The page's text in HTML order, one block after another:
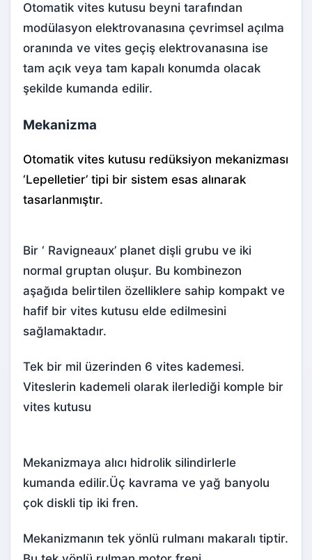
Otomatik vites kutusu beyni tarafından
modülasyon elektrovanasına çevrimsel açılma
oranında ve vites geçiş elektrovanasına ise
tam açık veya tam kapalı konumda olacak
şekilde kumanda edilir.
Mekanizma
Otomatik vites kutusu redüksiyon mekanizması
‘Lepelletier’ tipi bir sistem esas alınarak
tasarlanmıştır.
Bir ‘ Ravigneaux’ planet dişli grubu ve iki
normal gruptan oluşur. Bu kombinezon
aşağıda belirtilen özelliklere sahip kompakt ve
hafif bir vites kutusu elde edilmesini
sağlamaktadır.
Tek bir mil üzerinden 6 vites kademesi.
Viteslerin kademeli olarak ilerlediği komple bir
vites kutusu
Mekanizmaya alıcı hidrolik silindirlerle
kumanda edilir.Üç kavrama ve yağ banyolu
çok diskli tip iki fren.
Mekanizmanın tek yönlü rulmanı makaralı tiptir.